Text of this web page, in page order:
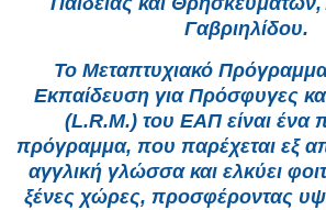
Γαβριηλίδου.
Το Μεταπτυχιακό
Εκπαίδευση για Πρόσφυγες
(L.R.M.) του ΕΑΠ είναι ένα
πρόγραμμα, που παρέχεται εξ
αγγλική γλώσσα και ελκύει
ξένες χώρες, προσφέροντας